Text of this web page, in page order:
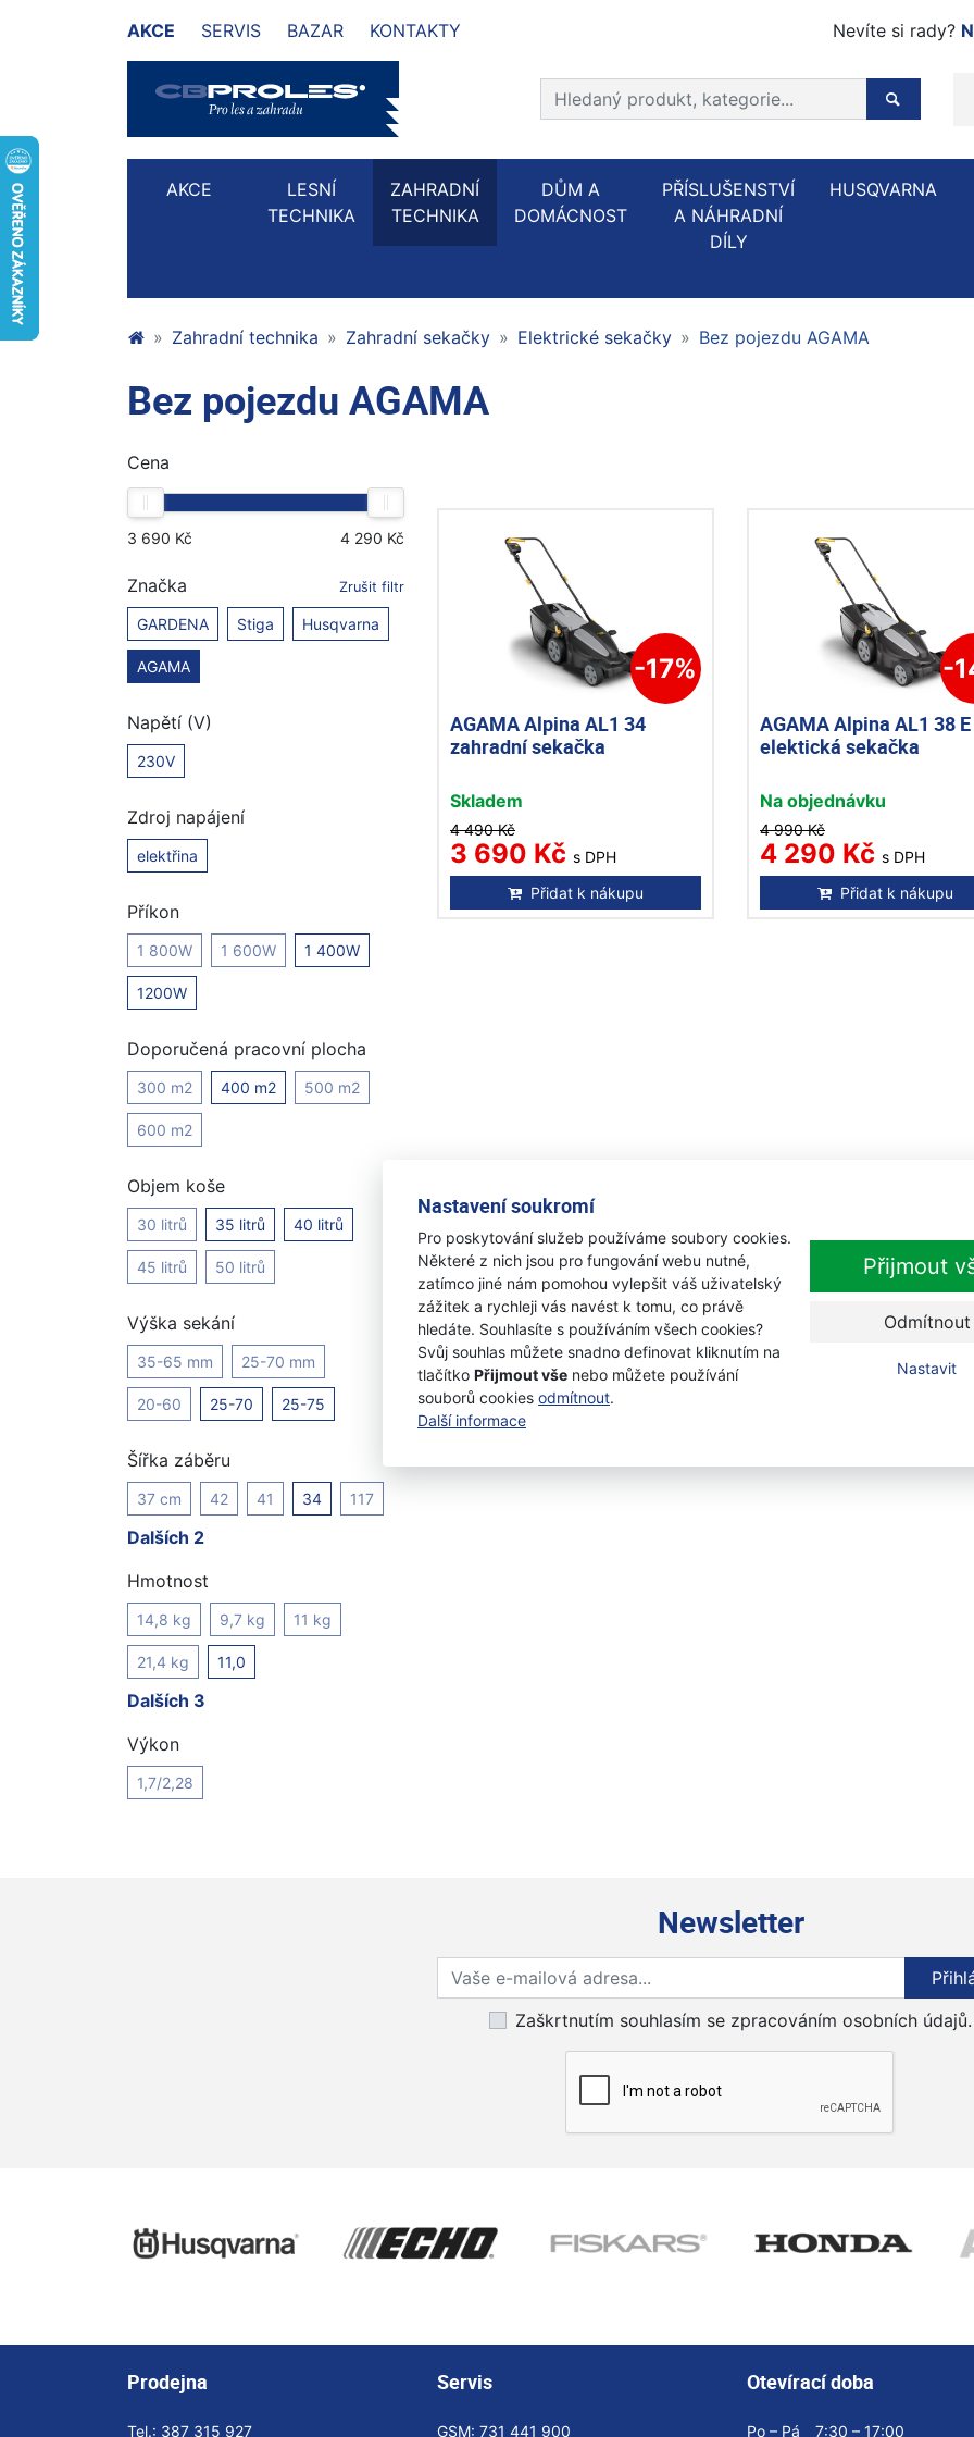
Nastavení soukromí
Pro poskytování služeb používáme soubory cookies.
Některé z nich jsou pro fungování webu nutné,
zatímco jiné nám pomohou vylepšit váš uživatelský
zážitek a rychleji vás navést k tomu, co právě
hledáte. Souhlasíte s používáním všech cookies?
Svůj souhlas můžete snadno definovat kliknutím na
tlačítko Přijmout vše nebo můžete používání
souborů cookies odmítnout.
Další informace
Přijmout
Odmítnout
Nastavit
AKCE SERVIS BAZAR KONTAKTY Nevíte si rady?
Prohledat web
Hledaný
AKCE
LESNÍ
TECHNIKA
ZAHRADNÍ
TECHNIKA
DŮM A
DOMÁCNOST
PŘÍSLUŠENSTVÍ
A NÁHRADNÍ
DÍLY
HUSQVARNA
Zahradní technika Zahradní sekačky Elektrické sekačky Bez pojezdu AGAMA
Bez pojezdu AGAMA
Cena
Značka Zrušit filtr
GARDENA Stiga Husqvarna
AGAMA
Napětí (V)
230V
Zdroj napájení
elektřina
Příkon
1 800W 1 600W 1 400W
1200W
Doporučená pracovní plocha
300 m2 400 m2 500 m2
600 m2
Objem koše
30 litrů 35 litrů 40 litrů
45 litrů 50 litrů
Výška sekání
35-65 mm 25-70 mm
20-60 25-70 25-75
Šířka záběru
37 cm 42 41 34 117
Dalších 2
Hmotnost
14,8 kg 9,7 kg 11 kg
21,4 kg 11,0
Dalších 3
Výkon
1,7/2,28
-17%
AGAMA Alpina AL1 34
zahradní sekačka
Skladem
4 490 Kč
3 690 Kč s DPH
Přidat k nákupu
-
AGAMA Alpina AL1 38 E
elektická sekačka
Na objednávku
4 990 Kč
4 290 Kč s DPH
Přidat k nákupu
Newsletter
Přihlaste se k odběru novinek
Zaškrtnutím souhlasím se zpracováním osobních údajů.
Prodejna
Tel.: 387 315 927
Servis
GSM: 731 441 900
Otevírací doba
Po – Pá 7:30 – 17:00